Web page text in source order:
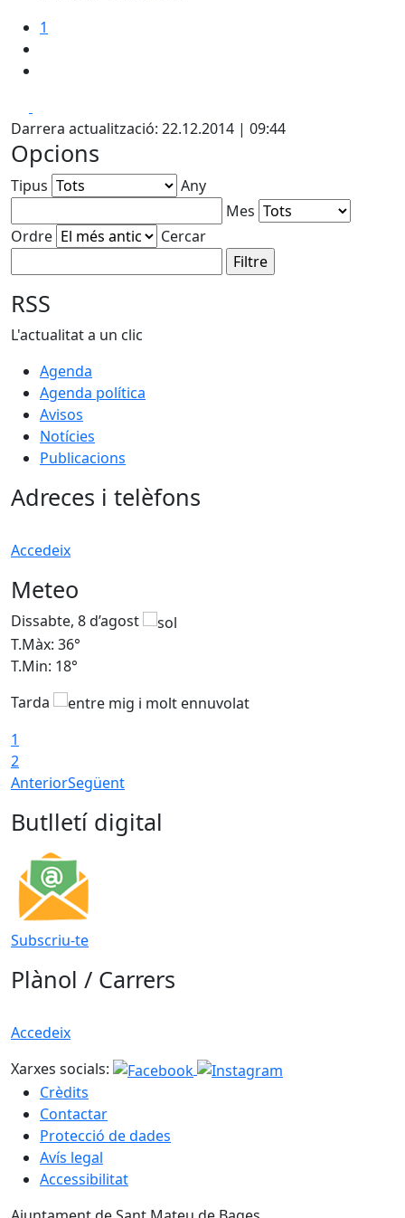
1
Darrera actualització: 22.12.2014 | 09:44
Opcions
Tipus
Any
Mes
Ordre
Cercar
RSS
L'actualitat a un clic
Agenda
Agenda política
Avisos
Notícies
Publicacions
Adreces i telèfons
Accedeix
Meteo
Dissabte, 8 d’agost
T.Màx: 36°
T.Min: 18°
Tarda
1
2
AnteriorSegüent
Butlletí digital
Subscriu-te
Plànol / Carrers
Accedeix
Xarxes socials:
Crèdits
Contactar
Protecció de dades
Avís legal
Accessibilitat